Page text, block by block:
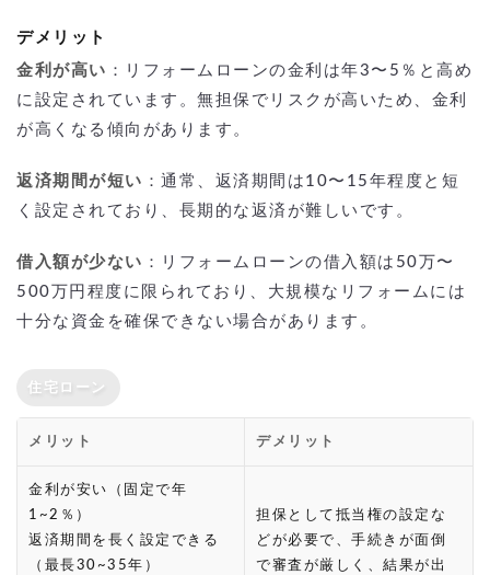
デメリット
金利が高い ：リフォームローンの金利は年3〜5％と高め
に設定されています。無担保でリスクが高いため、金利
が高くなる傾向があります。
返済期間が短い ：通常、返済期間は10〜15年程度と短
く設定されており、長期的な返済が難しいです。
借入額が少ない ：リフォームローンの借入額は50万〜
500万円程度に限られており、大規模なリフォームには
十分な資金を確保できない場合があります。
住宅ローン
メリット デメリット
金利が安い（固定で年
1~2％）
返済期間を長く設定できる
（最長30~35年）
担保として抵当権の設定な
どが必要で、手続きが面倒
で審査が厳しく、結果が出